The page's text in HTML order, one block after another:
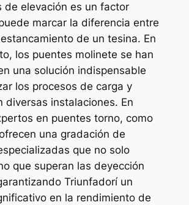
de elevación es un factor
marcar la diferencia entre
de un tesina. En
los puentes molinete se han
una solución indispensable
los procesos de carga y
diversas instalaciones. En
en puentes torno, como
una gradación de
que no solo
que superan las deyección
Triunfadorí un
en la rendimiento de